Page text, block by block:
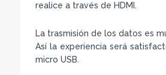
realice a través de HDMI.
La trasmisión de los datos es
Así la experiencia será
micro USB.